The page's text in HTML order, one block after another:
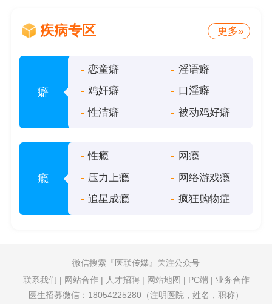
疾病专区 更多»
癖
恋童癖
淫语癖
鸡奸癖
口淫癖
性洁癖
被动鸡好癖
瘾
性瘾
网瘾
压力上瘾
网络游戏瘾
追星成瘾
疯狂购物症
微信搜索 医联传媒
关注公众号
联系我们 | 网站合作| 人才招聘| 网站地图 | PC端| 业务合作
医生招募微信：18054225280（注明医院，姓名，职称）